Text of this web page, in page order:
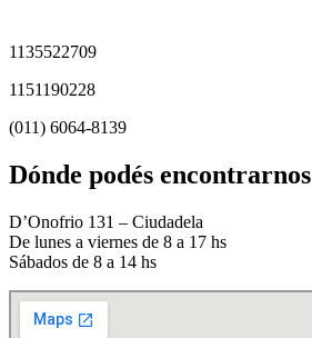
1135522709
1151190228
(011) 6064-8139
Dónde podés encontrarnos
D’Onofrio 131 – Ciudadela
De lunes a viernes de 8 a 17 hs
Sábados de 8 a 14 hs